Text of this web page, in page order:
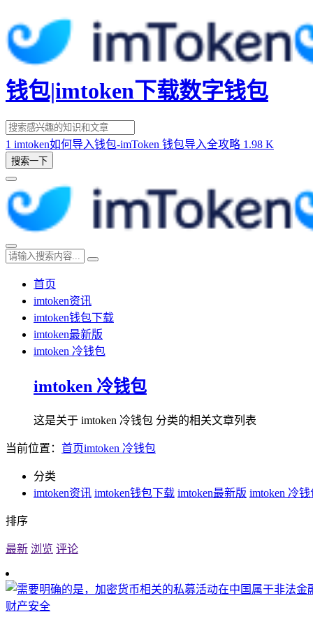
钱包|imtoken下载数字钱包
1 imtoken如何导入钱包-imToken 钱包导入全攻略 1.98 K
搜索一下
首页
imtoken资讯
imtoken钱包下载
imtoken最新版
imtoken 冷钱包
imtoken 冷钱包
这是关于 imtoken 冷钱包 分类的相关文章列表
当前位置： 首页imtoken 冷钱包
分类
imtoken资讯 imtoken钱包下载 imtoken最新版 imtoken 冷钱
排序
最新 浏览 评论